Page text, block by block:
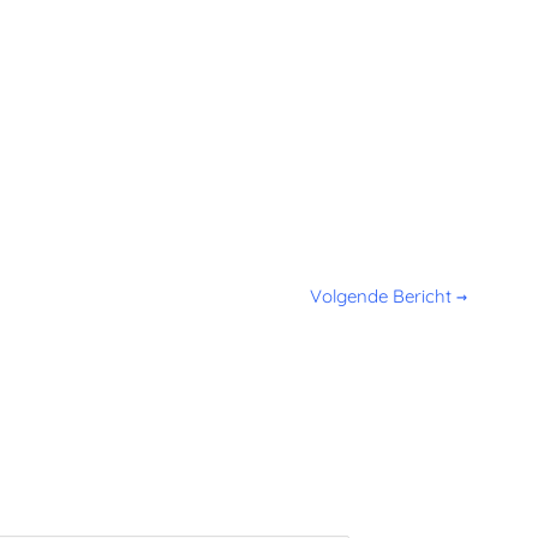
Volgende Bericht →